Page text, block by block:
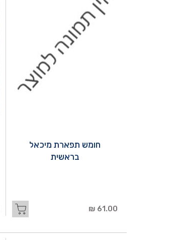
חומש תפארת מיכאל
בראשית
61.00 ₪